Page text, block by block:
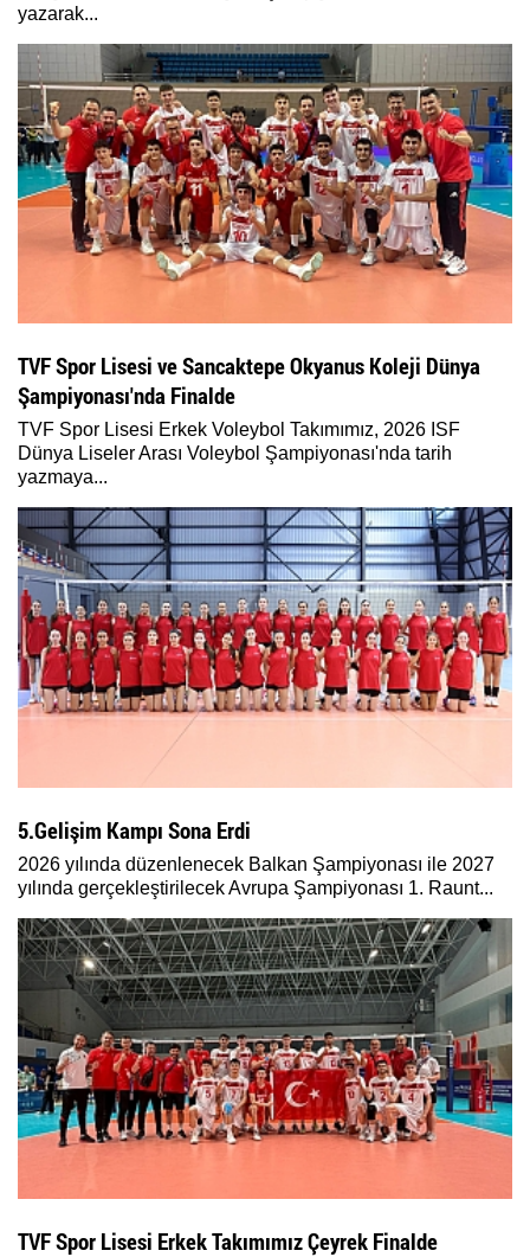
yazarak...
TVF Spor Lisesi ve Sancaktepe Okyanus Koleji Dünya
Şampiyonası'nda Finalde
TVF Spor Lisesi Erkek Voleybol Takımımız, 2026 ISF
Dünya Liseler Arası Voleybol Şampiyonası'nda tarih
yazmaya...
5.Gelişim Kampı Sona Erdi
2026 yılında düzenlenecek Balkan Şampiyonası ile 2027
yılında gerçekleştirilecek Avrupa Şampiyonası 1. Raunt...
TVF Spor Lisesi Erkek Takımımız Çeyrek Finalde